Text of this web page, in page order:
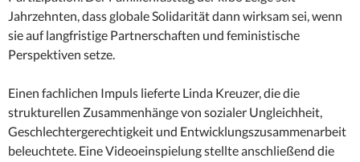
Jahrzehnten, dass globale Solidarität dann wirksam sei, wenn
sie auf langfristige Partnerschaften und feministische
Perspektiven setze.
Einen fachlichen Impuls lieferte Linda Kreuzer, die die
strukturellen Zusammenhänge von sozialer Ungleichheit,
Geschlechtergerechtigkeit und Entwicklungszusammenarbeit
beleuchtete. Eine Videoeinspielung stellte anschließend die